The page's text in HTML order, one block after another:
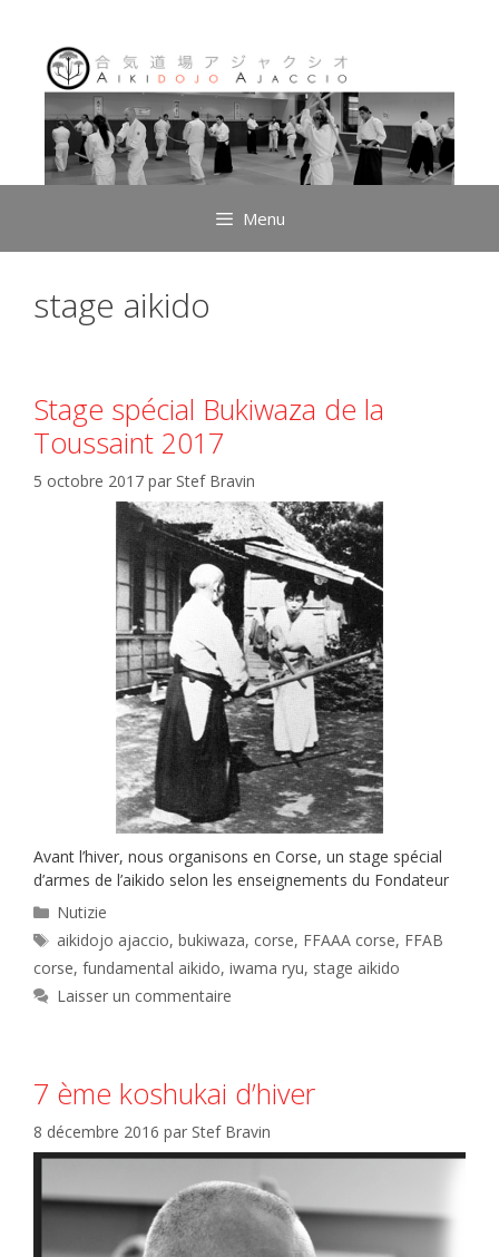
contenu
Menu
stage aikido
Stage spécial Bukiwaza de la
Toussaint 2017
5 octobre 2017 par Stef Bravin
Avant l’hiver, nous organisons en Corse, un stage spécial
d’armes de l’aikido selon les enseignements du Fondateur
Catégories
Nutizie
Étiquettes
aikidojo ajaccio,bukiwaza, corse, FFAAA corse, FFAB
corse, fundamental aikido, iwama ryu, stage aikido
Laisser un commentaire
7 ème koshukai d’hiver
8 décembre 2016 par Stef Bravin